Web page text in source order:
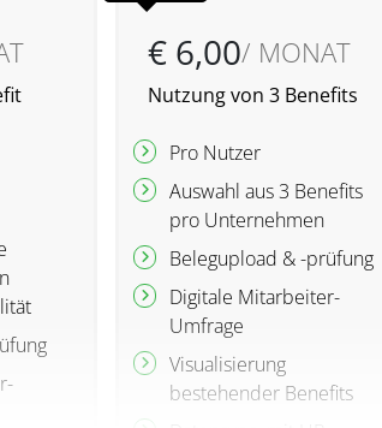
€ 6,00/ MONAT
Nutzung von 3 Benefits
Pro Nutzer
Auswahl aus 3 Benefits
pro Unternehmen
Belegupload & -prüfung
Digitale Mitarbeiter-
Umfrage
Visualisierung
bestehender Benefits